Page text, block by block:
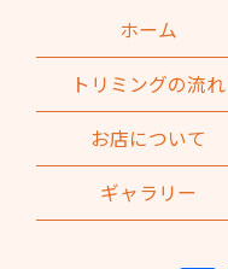
ホーム
トリミングの流れ
お店について
ギャラリー